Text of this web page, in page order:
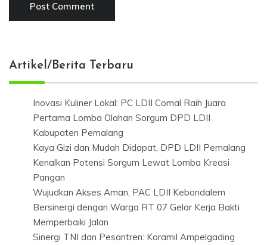
Artikel/Berita Terbaru
Inovasi Kuliner Lokal: PC LDII Comal Raih Juara
Pertama Lomba Olahan Sorgum DPD LDII
Kabupaten Pemalang
Kaya Gizi dan Mudah Didapat, DPD LDII Pemalang
Kenalkan Potensi Sorgum Lewat Lomba Kreasi
Pangan
Wujudkan Akses Aman, PAC LDII Kebondalem
Bersinergi dengan Warga RT 07 Gelar Kerja Bakti
Memperbaiki Jalan
Sinergi TNI dan Pesantren: Koramil Ampelgading